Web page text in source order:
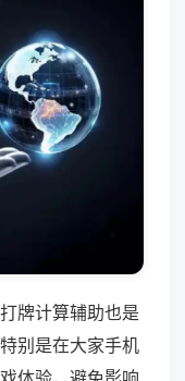
牌计算辅助也是
别是在大家手机